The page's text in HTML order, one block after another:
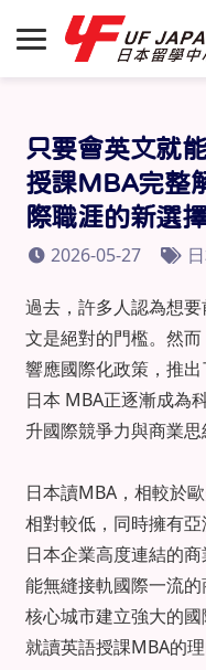
只要會英文就
授課MBA完整
際職涯的新選
2026-05-27
過去，許多人認為想
文是絕對的門檻。然
響應國際化政策，推
日本 MBA正逐漸成為
升國際競爭力與商業思
日本讀MBA，相較於
相對較低，同時擁有
日本企業高度連結的
能無縫接軌國際一流
核心城市建立強大的
就讀英語授課MBA的